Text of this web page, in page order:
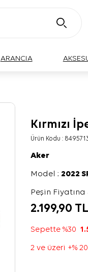
ARANCIA
Kırmızı
Ürün Kodu :
Aker
Model :2022
Peşin
2.199,90 TL
Sepette %30
2 ve üzeri +%